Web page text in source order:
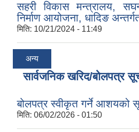
सहरी विकास मन्त्रालय,
निर्माण आयोजना, धादिङ
मिति: 10/21/2024 - 11:49
अन्य
सार्वजनिक खरिद/बोलपत्र
बोलपत्र स्वीकृत गर्ने आशयको
मिति: 06/02/2026 - 01:50